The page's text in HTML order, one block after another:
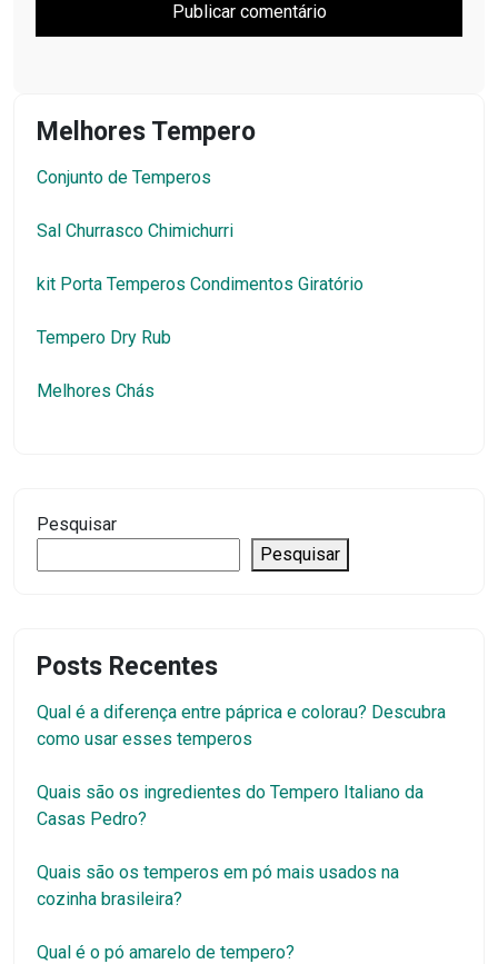
Melhores Tempero
Conjunto de Temperos
Sal Churrasco Chimichurri
kit Porta Temperos Condimentos Giratório
Tempero Dry Rub
Melhores Chás
Pesquisar
Pesquisar
Posts Recentes
Qual é a diferença entre páprica e colorau? Descubra
como usar esses temperos
Quais são os ingredientes do Tempero Italiano da
Casas Pedro?
Quais são os temperos em pó mais usados na
cozinha brasileira?
Qual é o pó amarelo de tempero?